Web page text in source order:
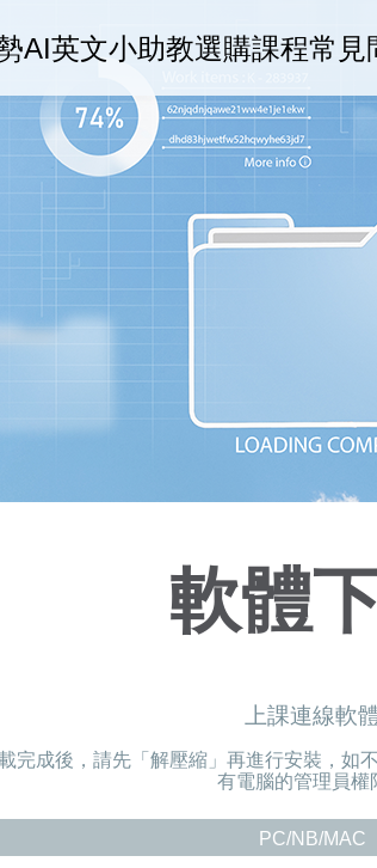
AI英文小助教選購課程常見
軟體
上課連線軟
完成後，請先「解壓縮」再進行安裝，
有電腦的管理員權
PC/NB/MAC